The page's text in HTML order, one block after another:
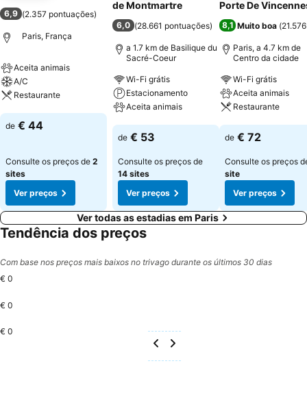
6,9 (2.357 pontuações)
Paris, França
Aceita animais
A/C
Restaurante
Ver preços
de € 44
Consulte os preços de 2
sites
Ver preços
de Montmartre
6,0 (28.661 pontuações)
a 1.7 km de Basilique du
Sacré-Coeur
Wi-Fi grátis
Estacionamento
Aceita animais
Ver preços
de € 53
Consulte os preços de
14 sites
Ver preços
Porte De
8,1 Muito boa (
Paris, a 4.7 km de
Centro da cidade
Wi-Fi grátis
Aceita animais
Restaurante
Ver preços
de € 72
Consulte os preços
site
Ver preços
Ver todas as estadias em Paris
Tendência dos preços
Com base nos preços mais baixos no trivago durante os últimos 30 dias
€ 0
€ 0
€ 0